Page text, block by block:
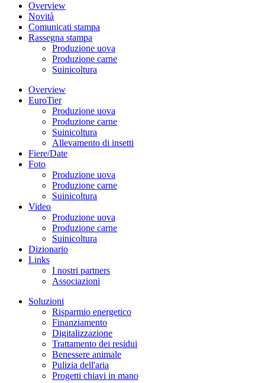
Overview
Novità
Comunicati stampa
Rassegna stampa
Produzione uova
Produzione carne
Suinicoltura
Overview
EuroTier
Produzione uova
Produzione carne
Suinicoltura
Allevamento di insetti
Fiere/Date
Foto
Produzione uova
Produzione carne
Suinicoltura
Video
Produzione uova
Produzione carne
Suinicoltura
Dizionario
Links
I nostri partners
Associazioni
Soluzioni
Risparmio energetico
Finanziamento
Digitalizzazione
Trattamento dei residui
Benessere animale
Pulizia dell'aria
Progetti chiavi in mano